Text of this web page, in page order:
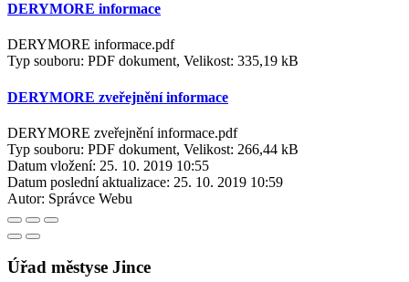
DERYMORE informace
DERYMORE informace.pdf
Typ souboru: PDF dokument, Velikost: 335,19 kB
DERYMORE zveřejnění informace
DERYMORE zveřejnění informace.pdf
Typ souboru: PDF dokument, Velikost: 266,44 kB
Datum vložení: 25. 10. 2019 10:55
Datum poslední aktualizace: 25. 10. 2019 10:59
Autor: Správce Webu
Úřad městyse Jince